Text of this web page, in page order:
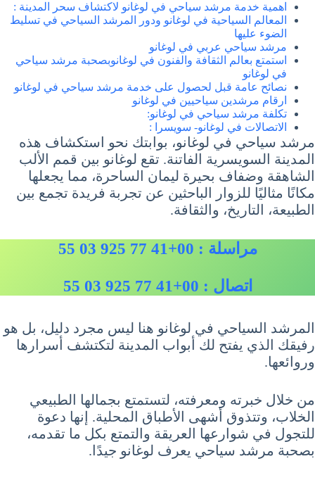
اهمية خدمة مرشد سياحي في لوغانو لاكتشاف سحر المدينة :
المعالم السياحية في لوغانو ودور المرشد السياحي في تسليط
الضوء عليها
مرشد سياحي عربي في لوغانو
استمتع بعالم الثقافة والفنون في لوغانوبصحبة مرشد سياحي
في لوغانو
نصائح عامة قبل لحصول على خدمة مرشد سياحي في لوغانو
ارقام مرشدين سياحيين في لوغانو
تكلفة مرشد سياحي في لوغانو:
الاتصالات في لوغانو- سويسرا :
مرشد سياحي في لوغانو، بوابتك نحو استكشاف هذه
المدينة السويسرية الفاتنة. تقع لوغانو بين قمم الألب
الشاهقة وضفاف بحيرة ليمان الساحرة، مما يجعلها
مكانًا مثاليًا للزوار الباحثين عن تجربة فريدة تجمع بين
الطبيعة، التاريخ، والثقافة.
مراسلة : 00+41 77 925 03 55
اتصال : 00+41 77 925 03 55
المرشد السياحي في لوغانو هنا ليس مجرد دليل، بل هو
رفيقك الذي يفتح لك أبواب المدينة لتكتشف أسرارها
وروائعها.
من خلال خبرته ومعرفته، لتستمتع بجمالها الطبيعي
الخلاب، وتتذوق أشهى الأطباق المحلية. إنها دعوة
للتجول في شوارعها العريقة والتمتع بكل ما تقدمه،
بصحبة مرشد سياحي يعرف لوغانو جيدًا.